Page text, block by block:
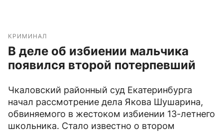
КРИМИНАЛ
В деле об избиении мальчика
появился второй потерпевший
Чкаловский районный суд Екатеринбурга
начал рассмотрение дела Якова Шушарина,
обвиняемого в жестоком избиении 13-летнего
школьника. Стало известно о втором